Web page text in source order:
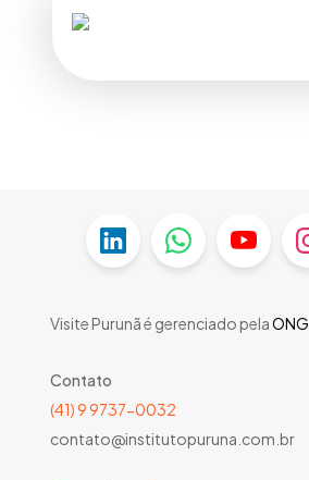
Visite Purunã é gerenciado pelaONG
Contato
(41) 9 9737-0032
contato@institutopuruna.com.br